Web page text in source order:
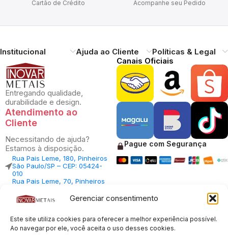
Gerenciar consentimento
Este site utiliza cookies para oferecer a melhor experiência possível.
Ao navegar por ele, você aceita o uso desses cookies.
Cartão de Crédito
Acompanhe seu Pedido
Institucional Ajuda ao Cliente Políticas & Legal
Entregando qualidade,
durabilidade e design.
Atendimento ao
Cliente
Necessitando de ajuda?
Estamos à disposição.
Rua Pais Leme, 180, Pinheiros
São Paulo/SP – CEP: 05424-
010
Rua Pais Leme, 70, Pinheiros
010
Central Vendas: (11) 98812-
Central Atendimento: (11)
94535-7237
Canais Oficiais
Pague com Segurança